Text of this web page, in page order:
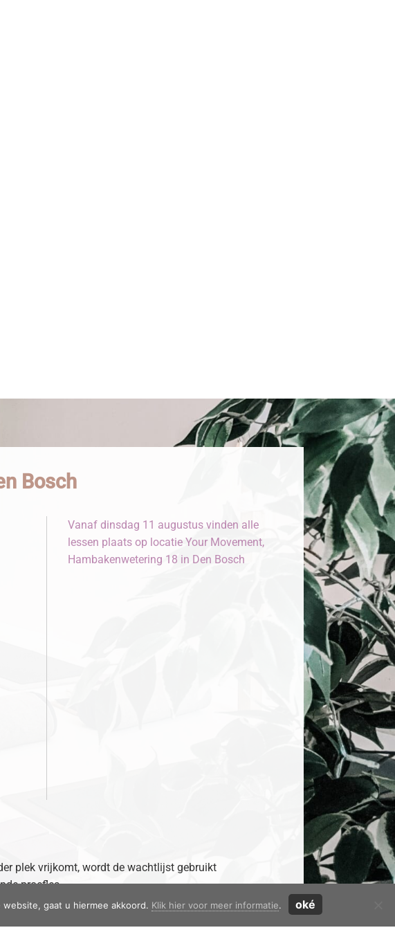
Bosch
Vanaf dinsdag 11 augustus vinden alle
lessen plaats op locatie Your Movement,
Hambakenwetering 18 in Den Bosch
plek vrijkomt, wordt de wachtlijst gebruikt
proefles
gaat u hiermee akkoord. Klik hier voor meer informatie. oké